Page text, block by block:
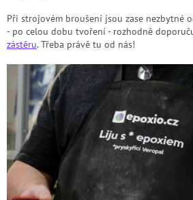
Při strojovém broušení jsou zase nezbytné
- po celou dobu tvoření - rozhodně
zástěru. Třeba právě tu od nás!